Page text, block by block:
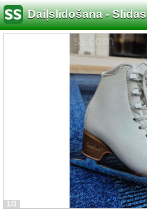
Daiļslidošana - Slidas
1/3